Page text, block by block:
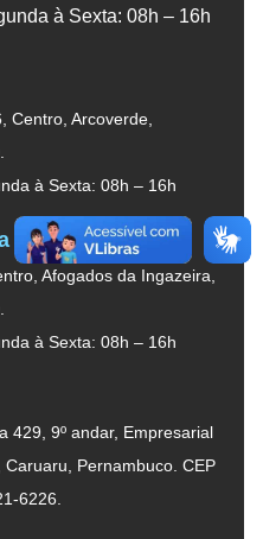
à Sexta: 08h – 16h
Centro, Arcoverde,
à Sexta: 08h – 16h
Ingazeira
Afogados da Ingazeira,
à Sexta: 08h – 16h
429, 9º andar, Empresarial
Pernambuco. CEP
6226.